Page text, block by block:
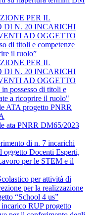
PER IL
DI N. 20 INCARICHI
AD OGGETTO
di titoli e competenze
il ruolo”
PER IL
DI N. 20 INCARICHI
AD OGGETTO
possesso di titoli e
a ricoprire il ruolo"
ATA progetto PNRR
ata PNRR DM65/2023
di n. 7 incarichi
oggetto Docenti Esperti,
per le STEM e il
per attività di
per la realizzazione
“School 4 us”
RUP progetto